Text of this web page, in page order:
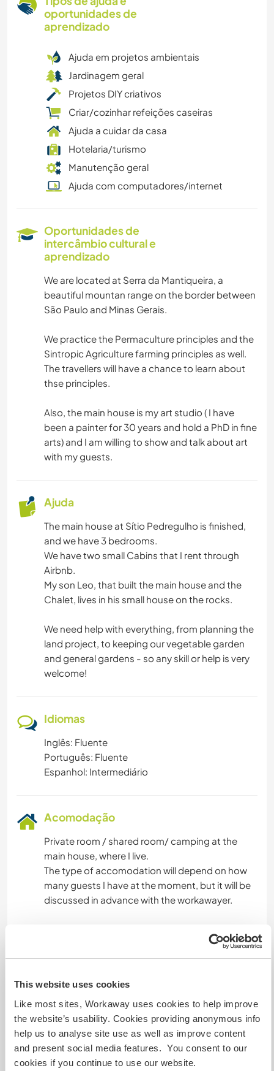
This website uses cookies
Like most sites, Workaway uses cookies to help improve
the website’s usability. Cookies providing anonymous info
help us to analyse site use as well as improve content
and present social media features. You consent to our
cookies if you continue to use our website.
oportunidades de
aprendizado
Ajuda em projetos ambientais
Jardinagem geral
Projetos DIY criativos
Criar/cozinhar refeições caseiras
Ajuda a cuidar da casa
Hotelaria/turismo
Manutenção geral
Ajuda com computadores/internet
Oportunidades de
intercâmbio cultural e
aprendizado
We are located at Serra da Mantiqueira, a
beautiful mountan range on the border between
São Paulo and Minas Gerais.
We practice the Permaculture principles and the
Sintropic Agriculture farming principles as well.
The travellers will have a chance to learn about
thse principles.
Also, the main house is my art studio ( I have
been a painter for 30 years and hold a PhD in fine
arts) and I am willing to show and talk about art
with my guests.
Ajuda
The main house at Sítio Pedregulho is finished,
and we have 3 bedrooms.
We have two small Cabins that I rent through
Airbnb.
My son Leo, that built the main house and the
Chalet, lives in his small house on the rocks.
We need help with everything, from planning the
land project, to keeping our vegetable garden
and general gardens - so any skill or help is very
welcome!
Idiomas
Inglês: Fluente
Português: Fluente
Espanhol: Intermediário
Acomodação
Private room / shared room/ camping at the
main house, where I live.
The type of accomodation will depend on how
many guests I have at the moment, but it will be
discussed in advance with the workawayer.
meals will be prepared together. Any other costs
for different foods will be shared.
discuss it in advance
Algo mais...
We have waterfalls, hiking and bike trails in the